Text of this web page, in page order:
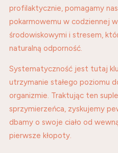
profilaktycznie, pomagamy
pokarmowemu w codziennej
środowiskowymi i stresem,
naturalną odporność.
Systematyczność jest tutaj
utrzymanie stałego poziomu
organizmie. Traktując ten
sprzymierzeńca, zyskujemy
dbamy o swoje ciało od
pierwsze kłopoty.